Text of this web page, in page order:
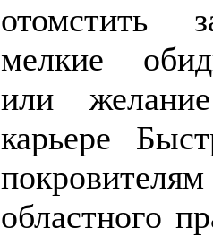
отомстить
мелкие
или
карьере
областного